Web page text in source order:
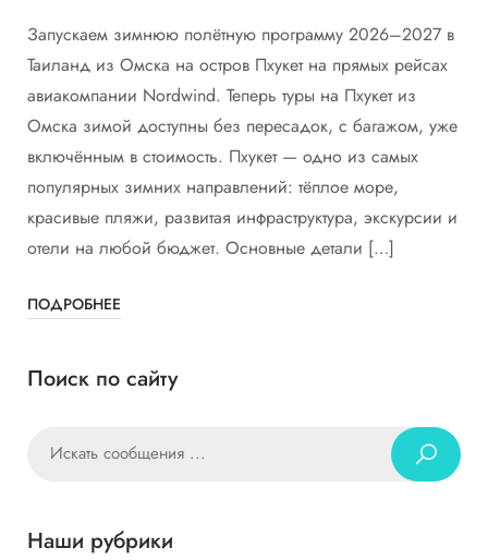
Запускаем зимнюю полётную программу 2026–2027 в
Таиланд из Омска на остров Пхукет на прямых рейсах
авиакомпании Nordwind. Теперь туры на Пхукет из
Омска зимой доступны без пересадок, с багажом, уже
включённым в стоимость. Пхукет — одно из самых
популярных зимних направлений: тёплое море,
красивые пляжи, развитая инфраструктура, экскурсии и
отели на любой бюджет. Основные детали […]
ПОДРОБНЕЕ
Поиск по сайту
Наши рубрики